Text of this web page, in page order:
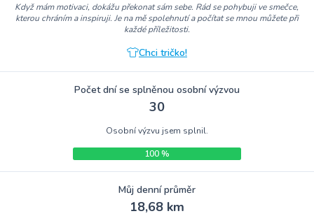
Když mám motivaci, dokážu překonat sám sebe. Rád se pohybuji ve smečce,
kterou chráním a inspiruji. Je na mě spolehnutí a počítat se mnou můžete při
každé příležitosti.
Chci tričko!
Počet dní se splněnou osobní výzvou
30
Osobní výzvu jsem splnil.
100 %
Můj denní průměr
18,68 km